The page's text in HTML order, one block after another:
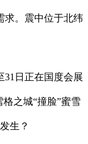
求。震中位于北纬
日正在国度会展
之城“撞脸”蜜雪
生？